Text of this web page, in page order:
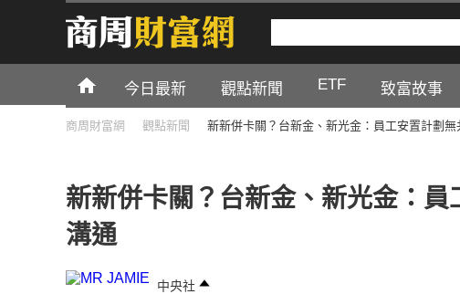
今日最新 觀點新聞 ETF 致富故事
商周財富網 觀點新聞 新新併卡關？台新金、新光金：員工安置計劃無
新新併卡關？台新金、新光金：
溝通
中央社